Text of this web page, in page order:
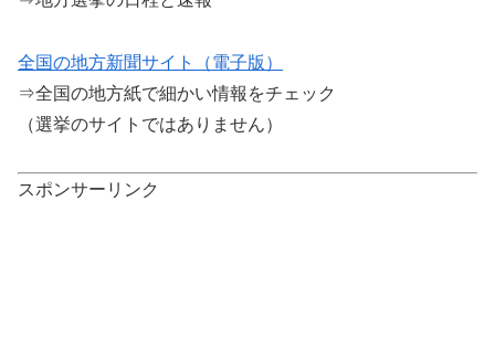
全国の地方新聞サイト（電子版）
⇒全国の地方紙で細かい情報をチェック
（選挙のサイトではありません）
スポンサーリンク